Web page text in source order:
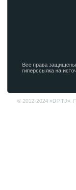
Все права
гиперссылка на
© 2012-2024 «DP.TJ».